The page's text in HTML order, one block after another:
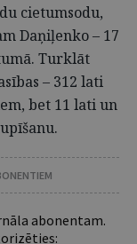
cietumsodu,
Daņiļenko – 17
Turklāt
– 312 lati
bet 11 lati un
abonentam.